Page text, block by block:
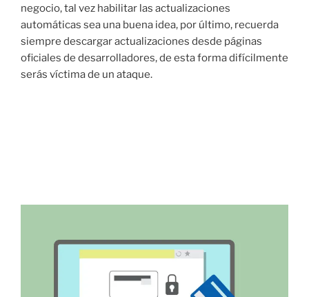
negocio, tal vez habilitar las actualizaciones
automáticas sea una buena idea, por último, recuerda
siempre descargar actualizaciones desde páginas
oficiales de desarrolladores, de esta forma difícilmente
serás víctima de un ataque.